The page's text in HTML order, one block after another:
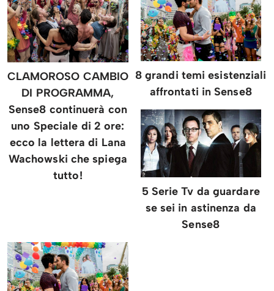
CLAMOROSO CAMBIO
DI PROGRAMMA,
Sense8 continuerà con
uno Speciale di 2 ore:
ecco la lettera di Lana
Wachowski che spiega
tutto!
8 grandi temi esistenziali
affrontati in Sense8
5 Serie Tv da guardare
se sei in astinenza da
Sense8